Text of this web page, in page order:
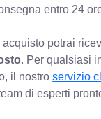
entro 24
potrai
. Per qualsiasi
il nostroservizio
di esperti